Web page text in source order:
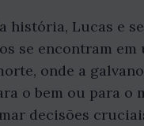
história, Lucas e
se encontram em
onde a
o bem ou para o
decisões